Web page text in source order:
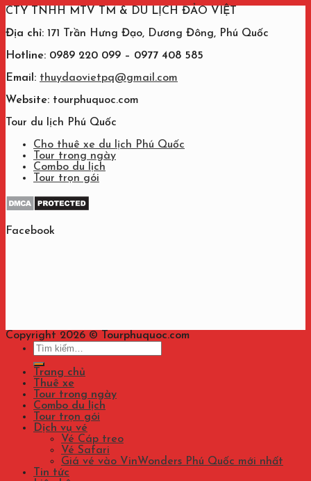
CTY TNHH MTV TM & DU LỊCH ĐẢO VIỆT
Địa chỉ: 171 Trần Hưng Đạo, Dương Đông, Phú Quốc
Hotline: 0989 220 099 – 0977 408 585
Email: thuydaovietpq@gmail.com
Website: tourphuquoc.com
Tour du lịch Phú Quốc
Cho thuê xe du lịch Phú Quốc
Tour trong ngày
Combo du lịch
Tour trọn gói
Facebook
Copyright 2026 ©
Tourphuquoc.com
Tìm
kiếm:
Trang chủ
Thuê xe
Tour trong ngày
Combo du lịch
Tour trọn gói
Dịch vụ vé
Vé Cáp treo
Vé Safari
Giá vé vào VinWonders Phú Quốc mới nhất
Tin tức